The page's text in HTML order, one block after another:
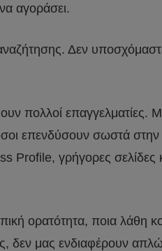
αγοράσει.
Δεν
πολλοί επαγγελματίες.
όσοι επενδύσουν σωστά
γρήγορες σελίδες
ορατότητα, ποια λάθη
δεν μας ενδιαφέρουν